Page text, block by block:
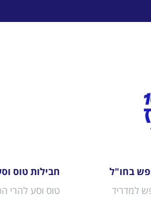
בחו"ל
למדריד
חבילות טוס
טוס וסע להרי